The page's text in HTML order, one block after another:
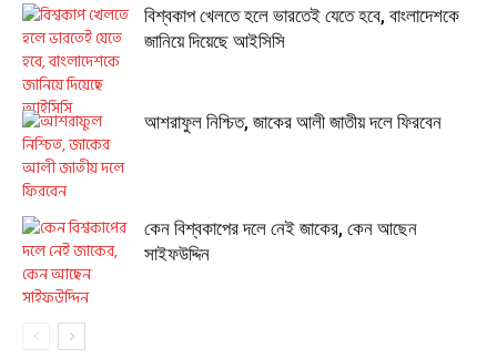
বিশ্বকাপ খেলতে হলে ভারতেই যেতে হবে, বাংলাদেশকে
জানিয়ে দিয়েছে আইসিসি
আশরাফুল নিশ্চিত, জাকের আলী জাতীয় দলে ফিরবেন
কেন বিশ্বকাপের দলে নেই জাকের, কেন আছেন
সাইফউদ্দিন